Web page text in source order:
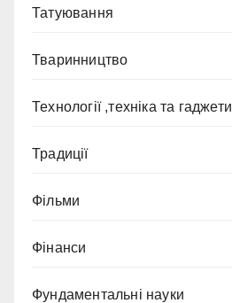
Татуювання
Тваринництво
Технології ,техніка та гаджети
Традиції
Фільми
Фінанси
Фундаментальні науки